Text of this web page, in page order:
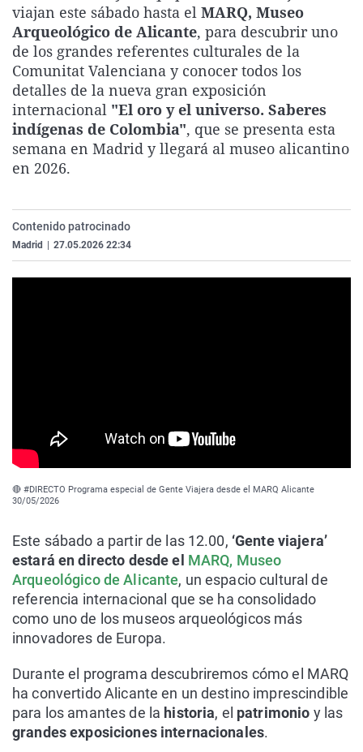
La rosa de los vientos
Gente viajera
Como el perro y el
Caso
Retornados
Equipo de
Operación Viuda
Extremadura
Galicia
La Rioja
Navarra
País Vasco
Virales
Televisión
Elecciones
viajan este sábado hasta el MARQ, Museo
Arqueológico de Alicante, para descubrir uno
de los grandes referentes culturales de la
Comunitat Valenciana y conocer todos los
detalles de la nueva gran exposición
internacional "El oro y el universo. Saberes
indígenas de Colombia", que se presenta esta
semana en Madrid y llegará al museo alicantino
en 2026.
Contenido patrocinado
Madrid 27.05.2026 22:34
🔴 #DIRECTO Programa especial de Gente Viajera desde el MARQ Alicante
30/05/2026
Este sábado a partir de las 12.00, ‘Gente viajera’
estará en directo desde el MARQ, Museo
Arqueológico de Alicante, un espacio cultural de
referencia internacional que se ha consolidado
como uno de los museos arqueológicos más
innovadores de Europa.
Durante el programa descubriremos cómo el MARQ
ha convertido Alicante en un destino imprescindible
para los amantes de la historia, el patrimonio y las
grandes exposiciones internacionales.